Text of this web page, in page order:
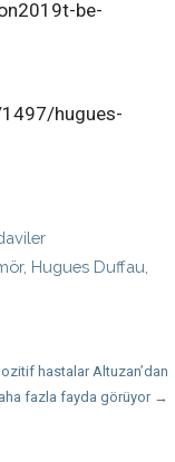
be-
hugues-
, Hugues Duffau
hastalar Altuzan’dan
fazla fayda görüyor →